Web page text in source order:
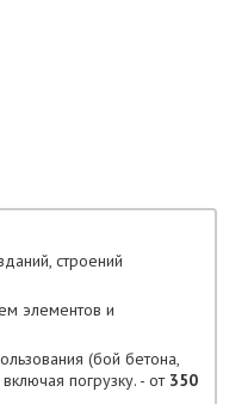
строений
элементов и
(бой бетона,
погрузку. - от 350